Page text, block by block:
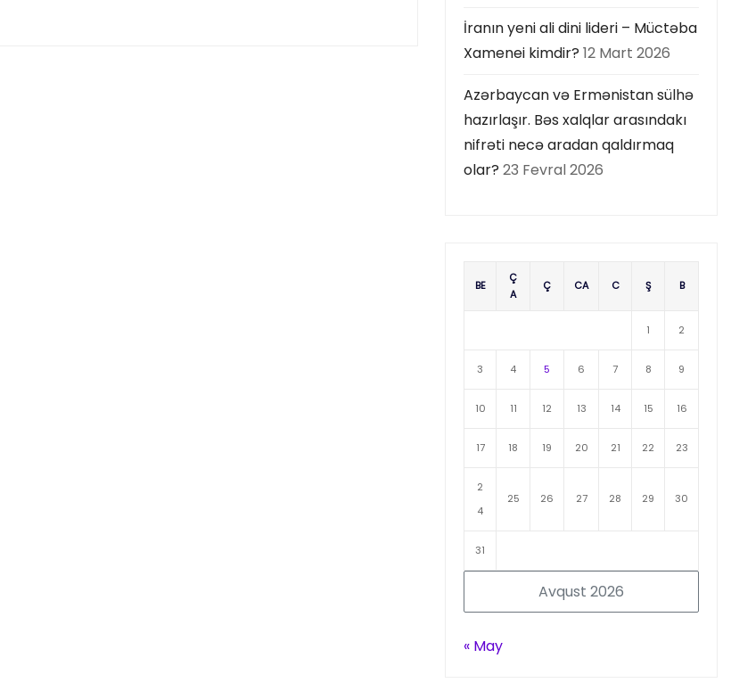
İranın yeni ali dini lideri – Müctəba
Xamenei kimdir? 12 Mart 2026
Azərbaycan və Ermənistan sülhə
hazırlaşır. Bəs xalqlar arasındakı
nifrəti necə aradan qaldırmaq
olar? 23 Fevral 2026
Avqust 2026
BE
Ç
A
Ç CA C Ş B
1 2
3 4 5 6 7 8 9
10 11 12 13 14 15 16
17 18 19 20 21 22 23
2
4
25 26 27 28 29 30
31
« May